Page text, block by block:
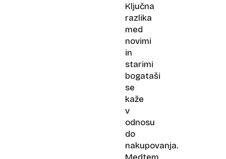
Ključna
razlika
med
novimi
in
starimi
bogataši
se
kaže
v
odnosu
do
nakupovanja.